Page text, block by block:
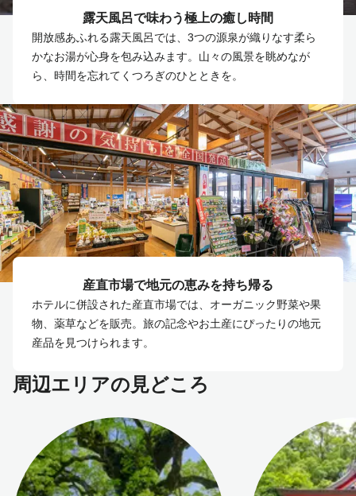
露天風呂で味わう極上の癒し時間
開放感あふれる露天風呂では、3つの源泉が織りなす柔ら
かなお湯が心身を包み込みます。山々の風景を眺めなが
ら、時間を忘れてくつろぎのひとときを。
産直市場で地元の恵みを持ち帰る
ホテルに併設された産直市場では、オーガニック野菜や果
物、薬草などを販売。旅の記念やお土産にぴったりの地元
産品を見つけられます。
周辺エリアの見どころ